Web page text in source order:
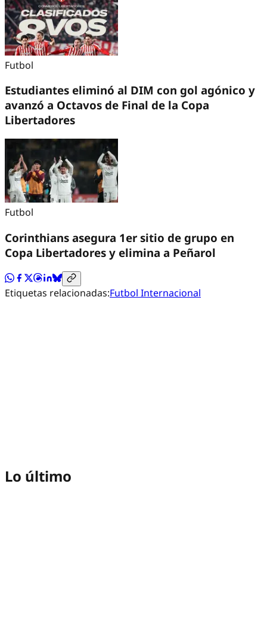
Futbol
Estudiantes eliminó al DIM con gol agónico y
avanzó a Octavos de Final de la Copa
Libertadores
Futbol
Corinthians asegura 1er sitio de grupo en
Copa Libertadores y elimina a Peñarol
Etiquetas relacionadas:Futbol Internacional
Lo último